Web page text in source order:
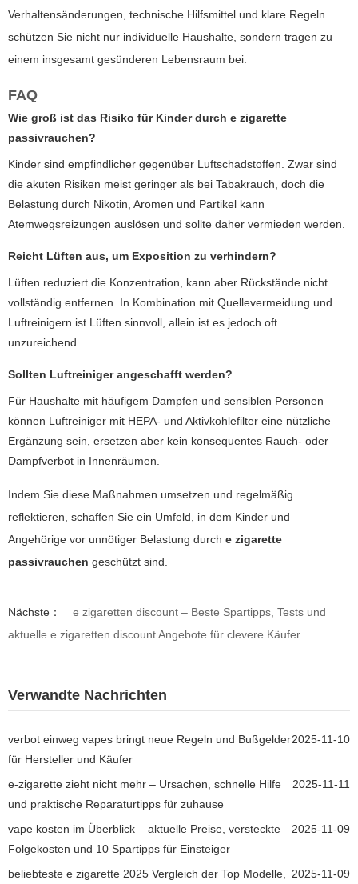
Verhaltensänderungen, technische Hilfsmittel und klare Regeln
schützen Sie nicht nur individuelle Haushalte, sondern tragen zu
einem insgesamt gesünderen Lebensraum bei.
FAQ
Wie groß ist das Risiko für Kinder durch e zigarette
passivrauchen?
Kinder sind empfindlicher gegenüber Luftschadstoffen. Zwar sind
die akuten Risiken meist geringer als bei Tabakrauch, doch die
Belastung durch Nikotin, Aromen und Partikel kann
Atemwegsreizungen auslösen und sollte daher vermieden werden.
Reicht Lüften aus, um Exposition zu verhindern?
Lüften reduziert die Konzentration, kann aber Rückstände nicht
vollständig entfernen. In Kombination mit Quellevermeidung und
Luftreinigern ist Lüften sinnvoll, allein ist es jedoch oft
unzureichend.
Sollten Luftreiniger angeschafft werden?
Für Haushalte mit häufigem Dampfen und sensiblen Personen
können Luftreiniger mit HEPA- und Aktivkohlefilter eine nützliche
Ergänzung sein, ersetzen aber kein konsequentes Rauch- oder
Dampfverbot in Innenräumen.
Indem Sie diese Maßnahmen umsetzen und regelmäßig
reflektieren, schaffen Sie ein Umfeld, in dem Kinder und
Angehörige vor unnötiger Belastung durch e zigarette
passivrauchen geschützt sind.
Nächste：
e zigaretten discount – Beste Spartipps, Tests und
aktuelle e zigaretten discount Angebote für clevere Käufer
Verwandte Nachrichten
2025-11-10
verbot einweg vapes bringt neue Regeln und Bußgelder
für Hersteller und Käufer
2025-11-11
e-zigarette zieht nicht mehr – Ursachen, schnelle Hilfe
und praktische Reparaturtipps für zuhause
2025-11-09
vape kosten im Überblick – aktuelle Preise, versteckte
Folgekosten und 10 Spartipps für Einsteiger
2025-11-09
beliebteste e zigarette 2025 Vergleich der Top Modelle,